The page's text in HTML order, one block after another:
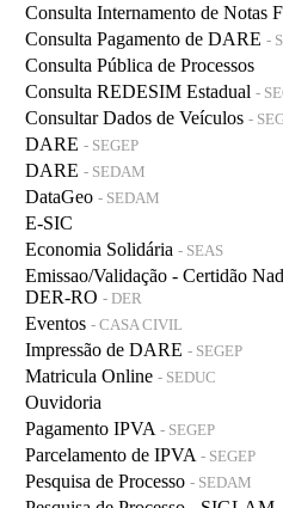
Consulta Internamento de Notas
Consulta Pagamento de DARE -
Consulta Pública de Processos
Consulta REDESIM Estadual -
Consultar Dados de Veículos -
DARE - SEGEP
DARE - SEDAM
DataGeo - SEDAM
E-SIC
Economia Solidária - SEAS
Emissao/Validação - Certidão
DER-RO - DER
Eventos - CASA CIVIL
Impressão de DARE - SEGEP
Matricula Online - SEDUC
Ouvidoria
Pagamento IPVA - SEGEP
Parcelamento de IPVA - SEGEP
Pesquisa de Processo - SEDAM